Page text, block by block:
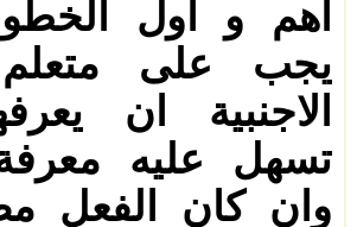
اهم و اول
يجب على متعلم
الاجنبية
ان
تسهل عليه معرفة
وان كان الفعل